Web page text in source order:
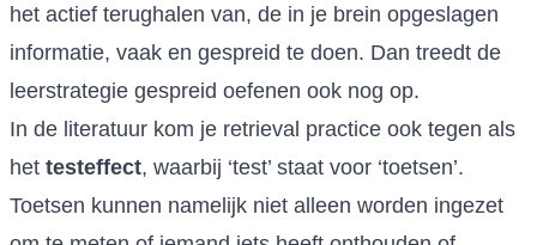
het actief terughalen van, de in je brein opgeslagen
informatie, vaak en gespreid te doen. Dan treedt de
leerstrategie gespreid oefenen ook nog op.
In de literatuur kom je retrieval practice ook tegen als
het testeffect, waarbij ‘test’ staat voor ‘toetsen’.
Toetsen kunnen namelijk niet alleen worden ingezet